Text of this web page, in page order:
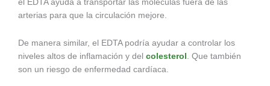
el EDTA ayuda a transportar las moléculas fuera de las
arterias para que la circulación mejore.
De manera similar, el EDTA podría ayudar a controlar los
niveles altos de inflamación y del colesterol . Que también
son un riesgo de enfermedad cardíaca.